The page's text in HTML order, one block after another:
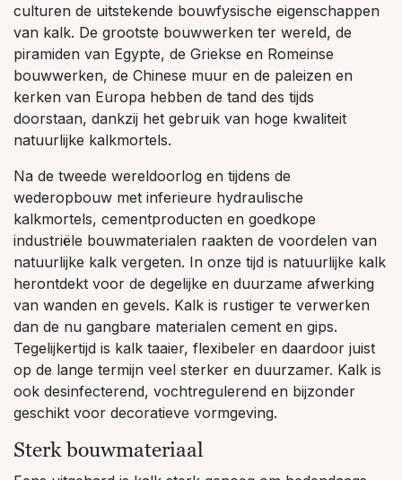
culturen de uitstekende bouwfysische eigenschappen
van kalk. De grootste bouwwerken ter wereld, de
piramiden van Egypte, de Griekse en Romeinse
bouwwerken, de Chinese muur en de paleizen en
kerken van Europa hebben de tand des tijds
doorstaan, dankzij het gebruik van hoge kwaliteit
natuurlijke kalkmortels.
Na de tweede wereldoorlog en tijdens de
wederopbouw met inferieure hydraulische
kalkmortels, cementproducten en goedkope
industriële bouwmaterialen raakten de voordelen van
natuurlijke kalk vergeten. In onze tijd is natuurlijke kalk
herontdekt voor de degelijke en duurzame afwerking
van wanden en gevels. Kalk is rustiger te verwerken
dan de nu gangbare materialen cement en gips.
Tegelijkertijd is kalk taaier, flexibeler en daardoor juist
op de lange termijn veel sterker en duurzamer. Kalk is
ook desinfecterend, vochtregulerend en bijzonder
geschikt voor decoratieve vormgeving.
Sterk bouwmateriaal